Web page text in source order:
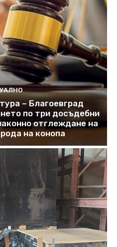
– Благоевград
по три досъдебни
отглеждане на
на конопа